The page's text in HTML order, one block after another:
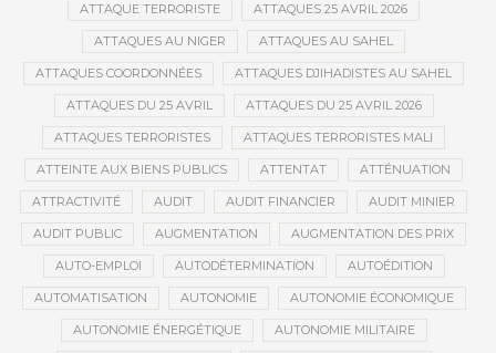
ATTAQUE TERRORISTE ATTAQUES 25 AVRIL 2026
ATTAQUES AU NIGER ATTAQUES AU SAHEL
ATTAQUES COORDONNÉES ATTAQUES DJIHADISTES AU SAHEL
ATTAQUES DU 25 AVRIL ATTAQUES DU 25 AVRIL 2026
ATTAQUES TERRORISTES ATTAQUES TERRORISTES MALI
ATTEINTE AUX BIENS PUBLICS ATTENTAT ATTÉNUATION
ATTRACTIVITÉ AUDIT AUDIT FINANCIER AUDIT MINIER
AUDIT PUBLIC AUGMENTATION AUGMENTATION DES PRIX
AUTO-EMPLOI AUTODÉTERMINATION AUTOÉDITION
AUTOMATISATION AUTONOMIE AUTONOMIE ÉCONOMIQUE
AUTONOMIE ÉNERGÉTIQUE AUTONOMIE MILITAIRE